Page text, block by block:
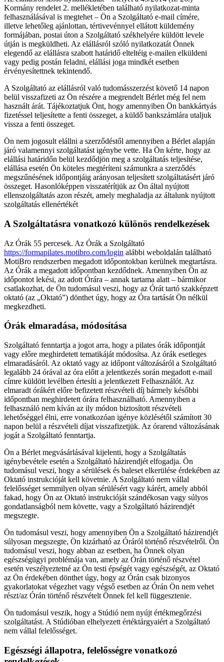
Kormány rendelet 2. mellékletében található nyilatkozat-minta
felhasználásával is megtehet – Ön a Szolgáltató e-mail címére,
illetve lehetőleg ajánlottan, tértivevénnyel ellátott küldemény
formájában, postai úton a Szolgáltató székhelyére küldött levele
útján is megküldheti. Az elállásról szóló nyilatkozatát Önnek
elegendő az elállásra szabott határidő elteltéig e-mailen elküldeni
vagy pedig postán feladni, elállási joga mindkét esetben
érvényesítettnek tekintendő.
A Szolgáltató az elállásról való tudomásszerzést követő 14 napon
belül visszafizeti az Ön részére a megrendelt Bérlet még fel nem
használt árát. Tájékoztatjuk Önt, hogy amennyiben Ön bankkártyás
fizetéssel teljesítette a fenti összeget, a küldő bankszámlára utaljuk
vissza a fenti összeget.
Ön nem jogosult elállni a szerződéstől amennyiben a Bérlet alapján
járó valamennyi szolgáltatást igénybe vette. Ha Ön kérte, hogy az
elállási határidőn belül kezdődjön meg a szolgáltatás teljesítése,
elállása esetén Ön köteles megtéríteni számunkra a szerződés
megszűnésének időpontjáig arányosan teljesített szolgáltatásért járó
összeget. Hasonlóképpen visszatérítjük az Ön által nyújtott
ellenszolgáltatás azon részét, amely meghaladja az általunk nyújtott
szolgáltatás ellenértékét
A Szolgáltatásra vonatkozó különös rendelkezések
Az Órák 55 percesek. Az Órák a Szolgáltató
https://formapilates.motibro.com/login alábbi weboldalán található
MotiBro rendszerben megadott időpontokban kerülnek megtartásra.
Az Órák a megadott időpontban kezdődnek. Amennyiben Ön az
időpontot lekési, az adott Órára – annak tartama alatt – bármikor
csatlakozhat, de Ön tudomásul veszi, hogy az Órát tartó szakképzett
oktató (az „Oktató”) dönthet úgy, hogy az Óra tartását Ön nélkül
megkezdheti.
Órák elmaradása, módosítása
Szolgáltató fenntartja a jogot arra, hogy a pilates órák időpontját
vagy előre meghirdetett tematikáját módosítsa. Az órák esetleges
elmaradásáról. Az oktató vagy az időpont változásáról a Szolgáltató
legalább 24 órával az óra előtt a jelentkezés során megadott e-mail
címre küldött levélben értesíti a jelentkezett Felhasználót. Az
elmaradt órákért előre befizetett részvételi díj bármely későbbi
időpontban meghirdetett órára felhasználható. Amennyiben a
felhasználó nem kíván az ily módon biztosított részvételi
lehetőséggel élni, erre vonatkozóan igénye közlésétől számított 30
napon belül a részvételi díjat visszafizetjük. Az órarend változásának
jogát a Szolgáltató fenntartja.
Ön a Bérlet megvásárlásával kijelenti, hogy a Szolgáltatás
igénybevétele esetén a Szolgáltató házirendjét elfogadja. Ön
tudomásul veszi, hogy a sérülések és baleset elkerülése érdekében az
Oktató instrukcióját kell követnie. A Szolgáltató nem vállal
felelősséget semmilyen olyan sérülésért vagy kárért, amely abból
fakad, hogy Ön az Oktató instrukcióját szándékosan vagy súlyos
gondatlanságból nem követte, vagy a Szolgáltató házirendjét
megszegte.
Ön tudomásul veszi, hogy amennyiben Ön a Szolgáltató házirendjét
súlyosan megszegte, Ön kizárható az Óráról történő részvételről. Ön
tudomásul veszi, hogy abban az esetben, ha Önnek olyan
egészségügyi problémája van, amely az Órán történő részvétel
esetén veszélyeztetné az Ön testi épségét vagy egészségét, az Oktató
az Ön érdekében dönthet úgy, hogy az Órán csak bizonyos
gyakorlatokat végezhet vagy végső esetben az Órán Ön nem vehet
részt/az Órán történő részvételt Önnek fel kell függesztenie.
Ön tudomásul veszik, hogy a Stúdió nem nyújt értékmegőrzési
szolgáltatást. A Stúdióban elhelyezett értéktárgyaiért a Szolgáltató
nem vállal felelősséget.
Egészségi állapotra, felelősségre vonatkozó